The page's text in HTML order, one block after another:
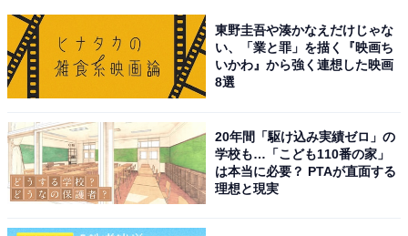
Anker PowerPort III 3-Port 65W Pod ブラック
Anker「Nano Charger (130W, 6 Ports)」
東野圭吾や湊かなえだけじゃな
い、「業と罪」を描く『映画ち
いかわ』から強く連想した映画
8選
20年間「駆け込み実績ゼロ」の
学校も…「こども110番の家」
は本当に必要？ PTAが直面する
理想と現実